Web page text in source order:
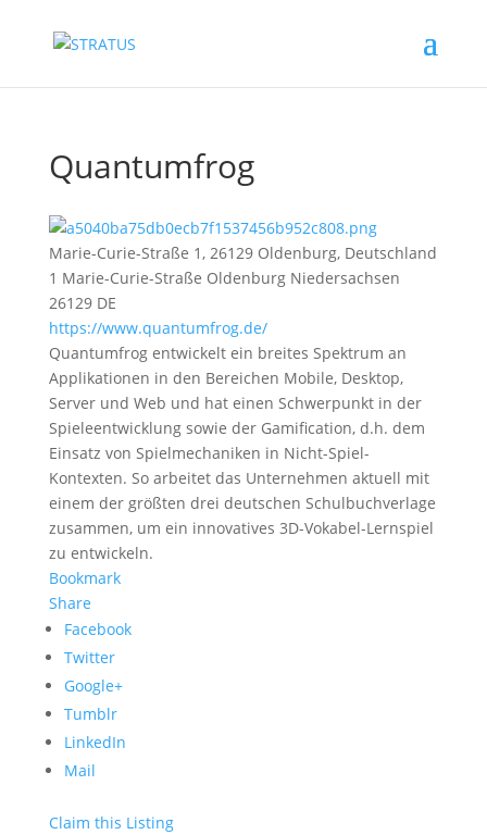
Quantumfrog
Marie-Curie-Straße 1, 26129 Oldenburg, Deutschland
1 Marie-Curie-Straße Oldenburg Niedersachsen
26129 DE
https://www.quantumfrog.de/
Quantumfrog entwickelt ein breites Spektrum an
Applikationen in den Bereichen Mobile, Desktop,
Server und Web und hat einen Schwerpunkt in der
Spieleentwicklung sowie der Gamification, d.h. dem
Einsatz von Spielmechaniken in Nicht-Spiel-
Kontexten. So arbeitet das Unternehmen aktuell mit
einem der größten drei deutschen Schulbuchverlage
zusammen, um ein innovatives 3D-Vokabel-Lernspiel
zu entwickeln.
Bookmark
Share
Facebook
Twitter
Google+
Tumblr
LinkedIn
Mail
Claim this Listing